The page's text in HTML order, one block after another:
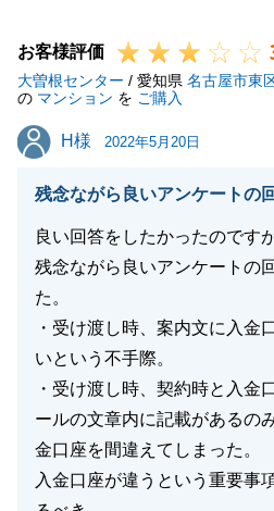
閉じる
お客様評価
大曽根センター / 愛知県 名古屋市東
の マンション を ご購入
H様
H様 2022年5月20日
残念ながら良いアンケートの
良い回答をしたかったのです
残念ながら良いアンケートの
た。
・受け渡し時、案内文に入金
いという不手際。
・受け渡し時、契約時と入金
ールの文章内に記載があるの
金口座を間違えてしまった。
入金口座が違うという重要事